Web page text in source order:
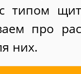
типом
про
них.